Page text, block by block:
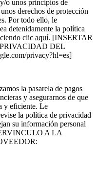
o unos principios de
derechos de protección
Por todo ello, le
detenidamente la política
clic aquí. [INSERTAR
DEL
privacy?hl=es]
la pasarela de pagos
y asegurarnos de que
y eficiente. Le
la política de privacidad
su información personal
A LA